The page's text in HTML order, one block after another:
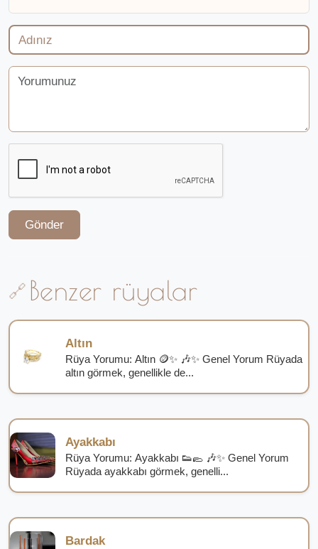
Gönder
Benzer rüyalar
Altın
Rüya Yorumu: Altın 🪙✨ 🎶✨ Genel Yorum Rüyada
altın görmek, genellikle de...
Ayakkabı
Rüya Yorumu: Ayakkabı 👟🥿 🎶✨ Genel Yorum
Rüyada ayakkabı görmek, genelli...
Bardak